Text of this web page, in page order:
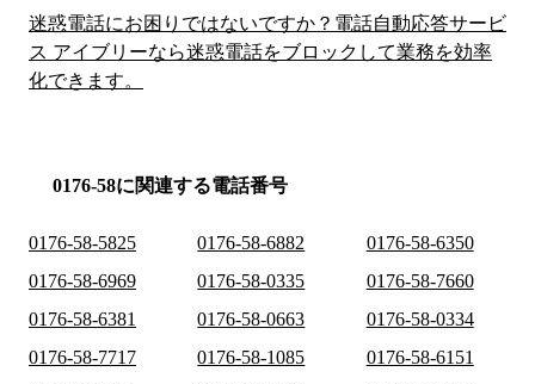
迷惑電話にお困りではないですか？電話自動応答サービ
ス アイブリーなら迷惑電話をブロックして業務を効率
化できます。
0176-58に関連する電話番号
0176-58-5825 0176-58-6882
0176-58-6350
0176-58-6969
0176-58-0335
0176-58-7660
0176-58-6381
0176-58-0663
0176-58-0334
0176-58-7717
0176-58-1085
0176-58-6151